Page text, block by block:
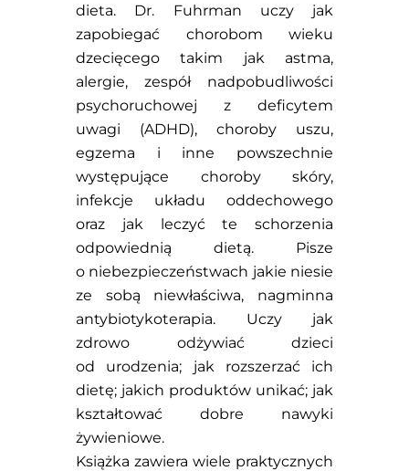
dieta. Dr. Fuhrman uczy jak
zapobiegać chorobom wieku
dzecięcego takim jak astma,
alergie, zespół nadpobudliwości
psychoruchowej z deficytem
uwagi (ADHD), choroby uszu,
egzema i inne powszechnie
występujące choroby skóry,
infekcje układu oddechowego
oraz jak leczyć te schorzenia
odpowiednią dietą. Pisze
o niebezpieczeństwach jakie niesie
ze sobą niewłaściwa, nagminna
antybiotykoterapia. Uczy jak
zdrowo odżywiać dzieci
od urodzenia; jak rozszerzać ich
dietę; jakich produktów unikać; jak
kształtować dobre nawyki
żywieniowe.
Książka zawiera wiele praktycznych